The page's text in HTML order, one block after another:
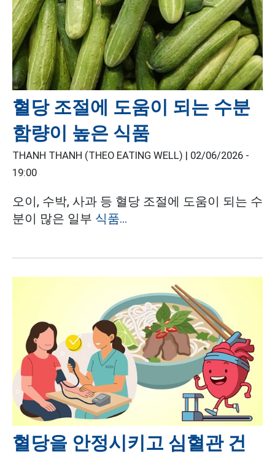
혈당 조절에 도움이 되는 수분
함량이 높은 식품
THANH THANH (THEO EATING WELL) | 02/06/2026 -
19:00
오이, 수박, 사과 등 혈당 조절에 도움이 되는 수
분이 많은 일부 식품...
혈당을 안정시키고 심혈관 건